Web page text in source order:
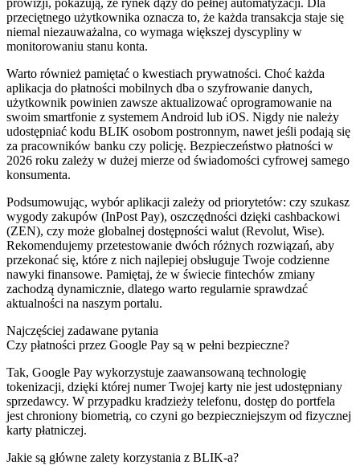
przeciętnego użytkownika oznacza to, że każda transakcja staje się
niemal niezauważalna, co wymaga większej dyscypliny w
monitorowaniu stanu konta.
Warto również pamiętać o kwestiach prywatności. Choć każda
aplikacja do płatności mobilnych dba o szyfrowanie danych,
użytkownik powinien zawsze aktualizować oprogramowanie na
swoim smartfonie z systemem Android lub iOS. Nigdy nie należy
udostępniać kodu BLIK osobom postronnym, nawet jeśli podają się
za pracowników banku czy policję. Bezpieczeństwo płatności w
2026 roku zależy w dużej mierze od świadomości cyfrowej samego
konsumenta.
Podsumowując, wybór aplikacji zależy od priorytetów: czy szukasz
wygody zakupów (InPost Pay), oszczędności dzięki cashbackowi
(ZEN), czy może globalnej dostępności walut (Revolut, Wise).
Rekomendujemy przetestowanie dwóch różnych rozwiązań, aby
przekonać się, które z nich najlepiej obsługuje Twoje codzienne
nawyki finansowe. Pamiętaj, że w świecie fintechów zmiany
zachodzą dynamicznie, dlatego warto regularnie sprawdzać
aktualności na naszym portalu.
Najczęściej zadawane pytania
Czy płatności przez Google Pay są w pełni bezpieczne?
Tak, Google Pay wykorzystuje zaawansowaną technologię
tokenizacji, dzięki której numer Twojej karty nie jest udostępniany
sprzedawcy. W przypadku kradzieży telefonu, dostęp do portfela
jest chroniony biometrią, co czyni go bezpieczniejszym od fizycznej
karty płatniczej.
Jakie są główne zalety korzystania z BLIK-a?